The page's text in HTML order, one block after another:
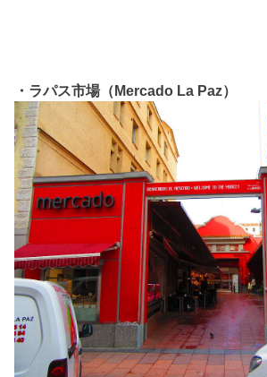
・ラパス市場（Mercado La Paz）